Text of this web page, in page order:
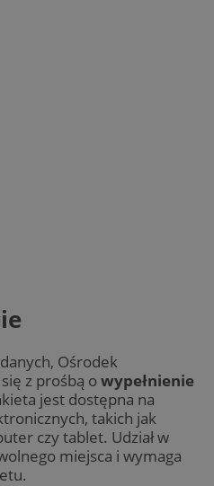
Ośrodek
z prośbą owypełnienie
jest dostępna na
takich jak
czy tablet. Udział w
miejsca i wymaga